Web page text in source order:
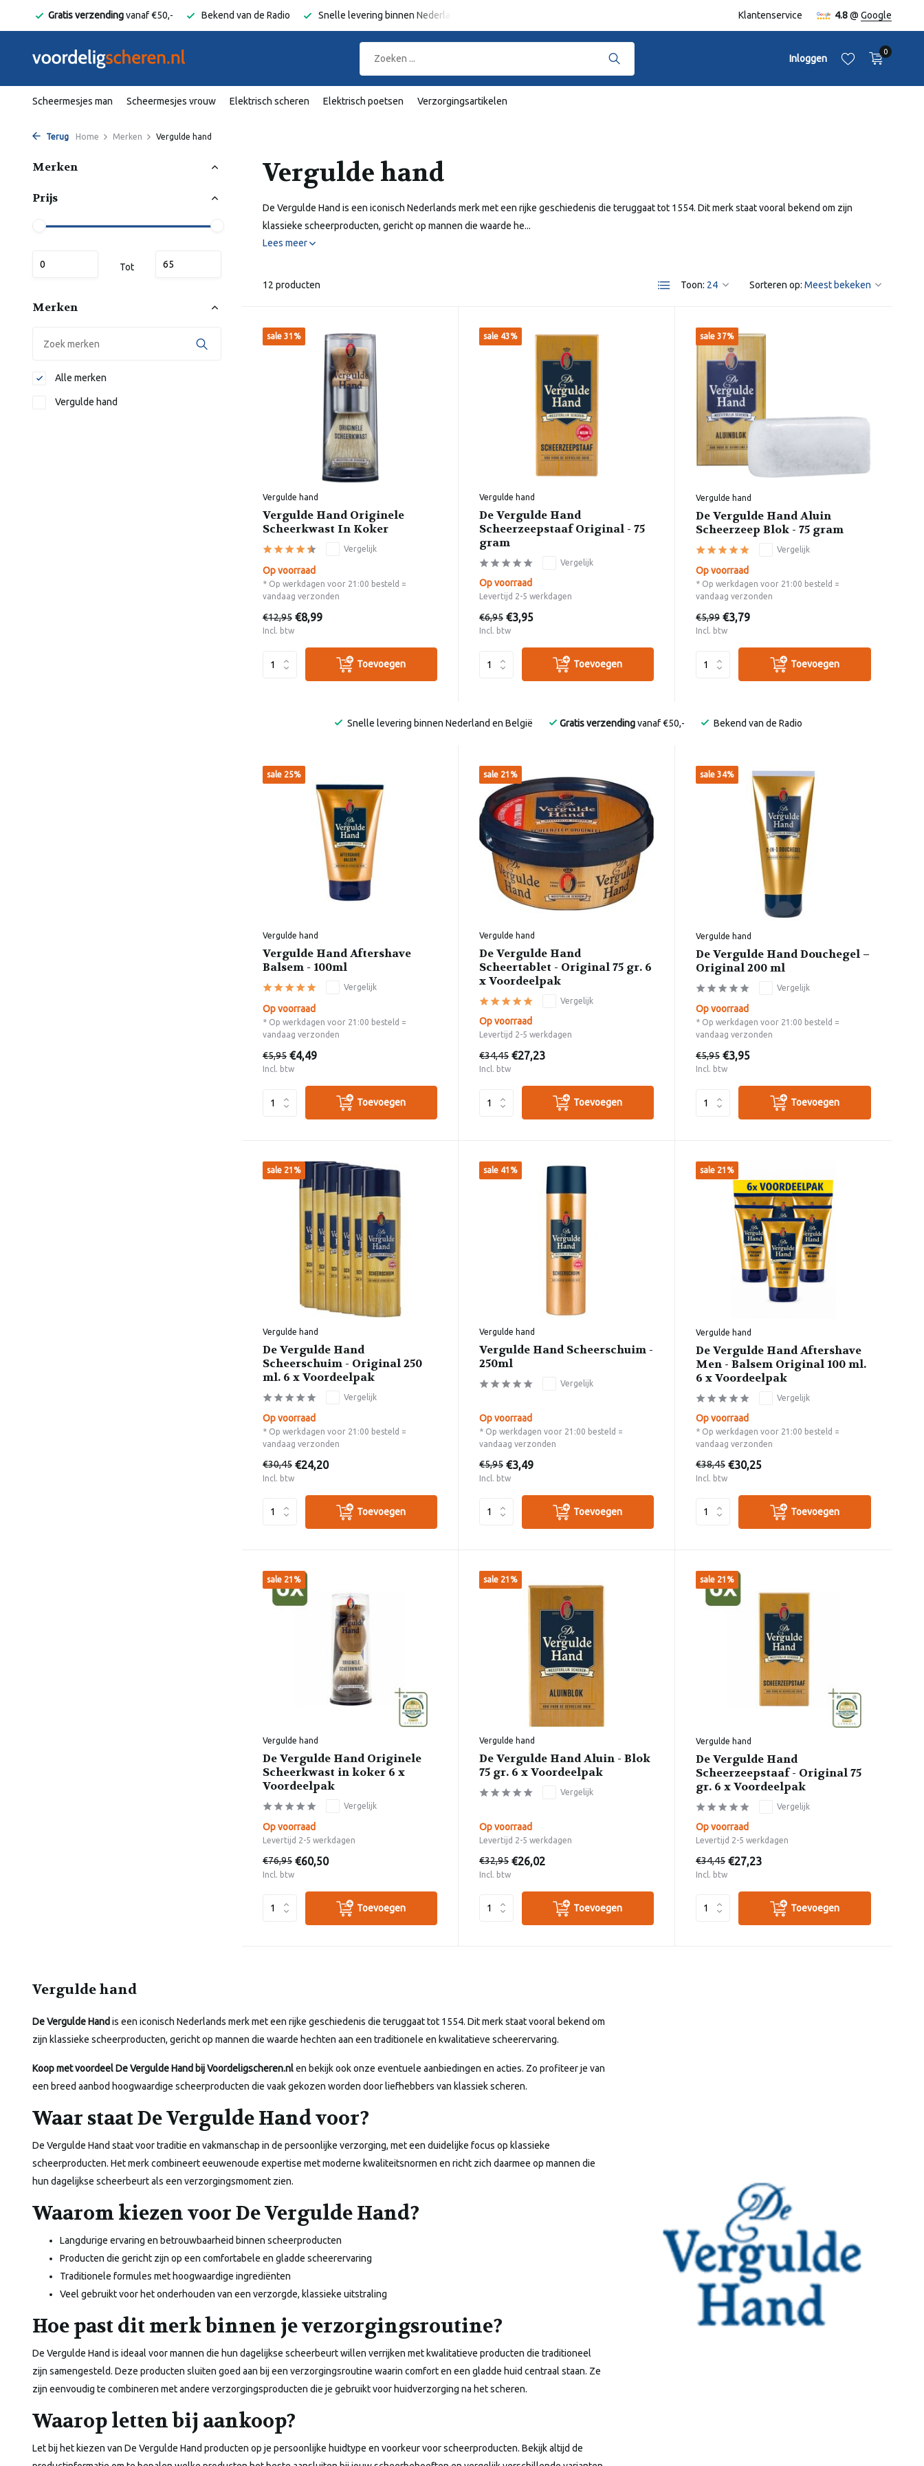
Gratis verzendingvanaf €50,- Bekend van de Radio Snelle levering binnen Nederland en België Klantenservice 4.8@ Google
Inloggen
0
Scheermesjes man Scheermesjes vrouw Elektrisch scheren Elektrisch poetsen Verzorgingsartikelen
Terug Home Merken Vergulde hand
Merken
Prijs
Tot
Merken
Alle merken
Vergulde hand
Vergulde hand
De Vergulde Hand is een iconisch Nederlands merk met een rijke geschiedenis die teruggaat tot 1554. Dit merk staat vooral bekend om zijn
klassieke scheerproducten, gericht op mannen die waarde he...
Lees meer
12 producten Toon: Sorteren op:
sale 31%
Vergulde hand
Vergulde Hand Originele
Scheerkwast In Koker
Vergelijk
Op voorraad
* Op werkdagen voor 21:00 besteld =
vandaag verzonden
€12,95 €8,99
Incl. btw
Toevoegen
sale 43%
Vergulde hand
De Vergulde Hand
Scheerzeepstaaf Original - 75
gram
Vergelijk
Op voorraad
Levertijd 2-5 werkdagen
€6,95 €3,95
Incl. btw
Toevoegen
sale 37%
Vergulde hand
De Vergulde Hand Aluin
Scheerzeep Blok - 75 gram
Vergelijk
Op voorraad
* Op werkdagen voor 21:00 besteld =
vandaag verzonden
€5,99 €3,79
Incl. btw
Toevoegen
Snelle levering binnen Nederland en België Gratis verzendingvanaf €50,- Bekend van de Radio
sale 25%
Vergulde hand
Vergulde Hand Aftershave
Balsem - 100ml
Vergelijk
Op voorraad
* Op werkdagen voor 21:00 besteld =
vandaag verzonden
€5,95 €4,49
Incl. btw
Toevoegen
sale 21%
Vergulde hand
De Vergulde Hand
Scheertablet - Original 75 gr. 6
x Voordeelpak
Vergelijk
Op voorraad
Levertijd 2-5 werkdagen
€34,45 €27,23
Incl. btw
Toevoegen
sale 34%
Vergulde hand
De Vergulde Hand Douchegel –
Original 200 ml
Vergelijk
Op voorraad
* Op werkdagen voor 21:00 besteld =
vandaag verzonden
€5,95 €3,95
Incl. btw
Toevoegen
sale 21%
Vergulde hand
De Vergulde Hand
Scheerschuim - Original 250
ml. 6 x Voordeelpak
Vergelijk
Op voorraad
* Op werkdagen voor 21:00 besteld =
vandaag verzonden
€30,45 €24,20
Incl. btw
Toevoegen
sale 41%
Vergulde hand
Vergulde Hand Scheerschuim -
250ml
Vergelijk
Op voorraad
* Op werkdagen voor 21:00 besteld =
vandaag verzonden
€5,95 €3,49
Incl. btw
Toevoegen
sale 21%
Vergulde hand
De Vergulde Hand Aftershave
Men - Balsem Original 100 ml.
6 x Voordeelpak
Vergelijk
Op voorraad
* Op werkdagen voor 21:00 besteld =
vandaag verzonden
€38,45 €30,25
Incl. btw
Toevoegen
sale 21%
Vergulde hand
De Vergulde Hand Originele
Scheerkwast in koker 6 x
Voordeelpak
Vergelijk
Op voorraad
Levertijd 2-5 werkdagen
€76,95 €60,50
Incl. btw
Toevoegen
sale 21%
Vergulde hand
De Vergulde Hand Aluin - Blok
75 gr. 6 x Voordeelpak
Vergelijk
Op voorraad
Levertijd 2-5 werkdagen
€32,95 €26,02
Incl. btw
Toevoegen
sale 21%
Vergulde hand
De Vergulde Hand
Scheerzeepstaaf - Original 75
gr. 6 x Voordeelpak
Vergelijk
Op voorraad
Levertijd 2-5 werkdagen
€34,45 €27,23
Incl. btw
Toevoegen
Vergulde hand
De Vergulde Hand is een iconisch Nederlands merk met een rijke geschiedenis die teruggaat tot 1554. Dit merk staat vooral bekend om
zijn klassieke scheerproducten, gericht op mannen die waarde hechten aan een traditionele en kwalitatieve scheerervaring.
Koop met voordeel De Vergulde Hand bij Voordeligscheren.nlen bekijk ook onze eventuele aanbiedingen en acties. Zo profiteer je van
een breed aanbod hoogwaardige scheerproducten die vaak gekozen worden door liefhebbers van klassiek scheren.
Waar staat De Vergulde Hand voor?
De Vergulde Hand staat voor traditie en vakmanschap in de persoonlijke verzorging, met een duidelijke focus op klassieke
scheerproducten. Het merk combineert eeuwenoude expertise met moderne kwaliteitsnormen en richt zich daarmee op mannen die
hun dagelijkse scheerbeurt als een verzorgingsmoment zien.
Waarom kiezen voor De Vergulde Hand?
Langdurige ervaring en betrouwbaarheid binnen scheerproducten
Producten die gericht zijn op een comfortabele en gladde scheerervaring
Traditionele formules met hoogwaardige ingrediënten
Veel gebruikt voor het onderhouden van een verzorgde, klassieke uitstraling
Hoe past dit merk binnen je verzorgingsroutine?
De Vergulde Hand is ideaal voor mannen die hun dagelijkse scheerbeurt willen verrijken met kwalitatieve producten die traditioneel
zijn samengesteld. Deze producten sluiten goed aan bij een verzorgingsroutine waarin comfort en een gladde huid centraal staan. Ze
zijn eenvoudig te combineren met andere verzorgingsproducten die je gebruikt voor huidverzorging na het scheren.
Waarop letten bij aankoop?
Let bij het kiezen van De Vergulde Hand producten op je persoonlijke huidtype en voorkeur voor scheerproducten. Bekijk altijd de